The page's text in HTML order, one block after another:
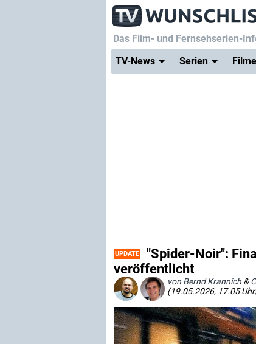
Das Film- und Fernsehserien-
TV-News
Serien Filme
UPDATE
"Spider-Noir":
veröffentlicht
von Bernd Krannich &
(19.05.2026, 17.05